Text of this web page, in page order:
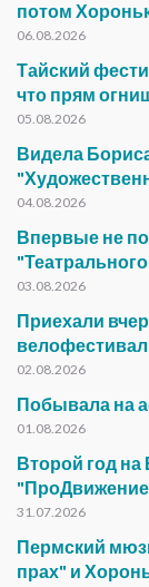
потом
06.08.2026
Тайский
что прям
05.08.2026
Видела
04.08.2026
Впервые не
03.08.2026
Приехали
02.08.2026
Побывала на
01.08.2026
Второй год
31.07.2026
Пермский
прах" и